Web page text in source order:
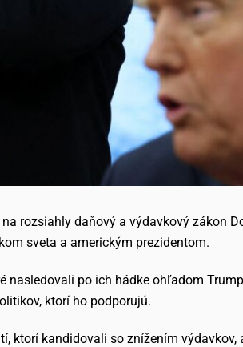
rozsiahly daňový a výdavkový zákon
sveta a americkým prezidentom.
nasledovali po ich hádke ohľadom
ktorí ho podporujú.
ktorí kandidovali so znížením